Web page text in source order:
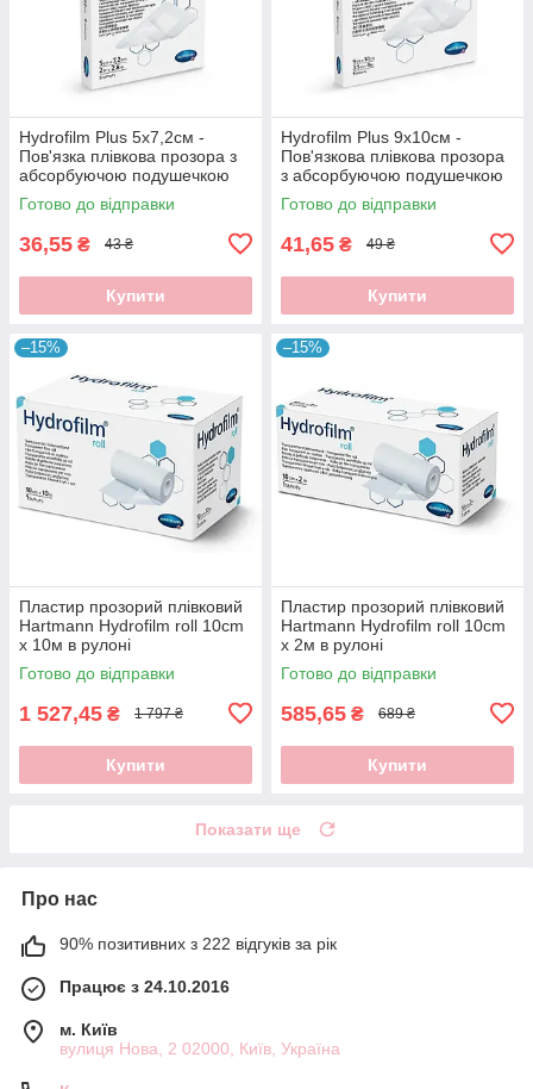
Hydrofilm Plus 5х7,2см -
Пов'язка плівкова прозора з
абсорбуючою подушечкою
1шт
Готово до відправки
36,55 ₴ 43 ₴
Купити
Hydrofilm Plus 9х10см -
Пов'язкова плівкова прозора
з абсорбуючою подушечкою
1шт
Готово до відправки
41,65 ₴ 49 ₴
Купити
–15%
Пластир прозорий плівковий
Hartmann Hydrofilm roll 10cm
x 10м в рулоні
Готово до відправки
1 527,45 ₴ 1 797 ₴
Купити
–15%
Пластир прозорий плівковий
Hartmann Hydrofilm roll 10cm
x 2м в рулоні
Готово до відправки
585,65 ₴ 689 ₴
Купити
Показати ще
Про нас
90% позитивних з 222 відгуків за рік
Працює з 24.10.2016
м. Київ
вулиця Нова, 2 02000, Київ, Україна